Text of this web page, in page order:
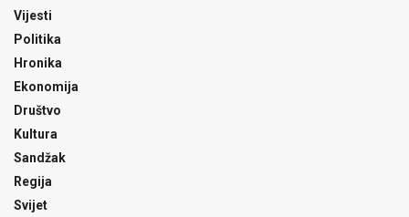
Vijesti
Politika
Hronika
Ekonomija
Društvo
Kultura
Sandžak
Regija
Svijet